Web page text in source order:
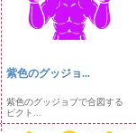
紫色のグッジョ...
紫色のグッジョブで合図する
ピクト...